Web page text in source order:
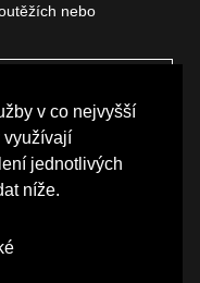
v co nejvyšší
využívají
jednotlivých
níže.
nebo